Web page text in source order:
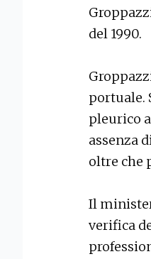
del 1990.
portuale.
pleurico
assenza
oltre che
Il
verifica